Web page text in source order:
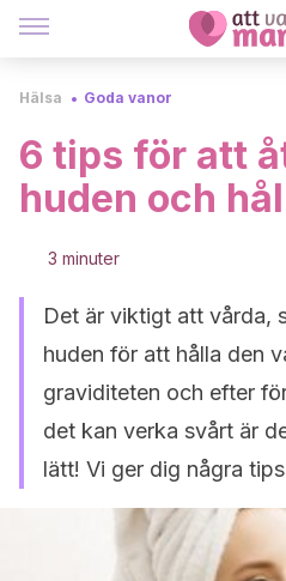
Hälsa Goda vanor
6 tips för att
huden och
3 minuter
Det är viktigt att vårda,
huden för att hålla den
graviditeten och efter
det kan verka svårt är
lätt! Vi ger dig några